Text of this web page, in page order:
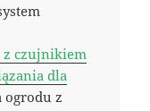
z czujnikiem
dla
ogrodu z